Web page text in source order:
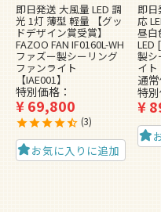
即日発送 大風量 LED 調
光 1灯 薄型 軽量 【グッ
ドデザイン賞受賞】
FAZOO FAN IF0160L-WH
ファズー製シーリング
ファンライト
【IAE001】
特別価格
¥69,800
3
お気に入りに追加
即日
応
昼白
LED
製シ
イト
通
特
¥